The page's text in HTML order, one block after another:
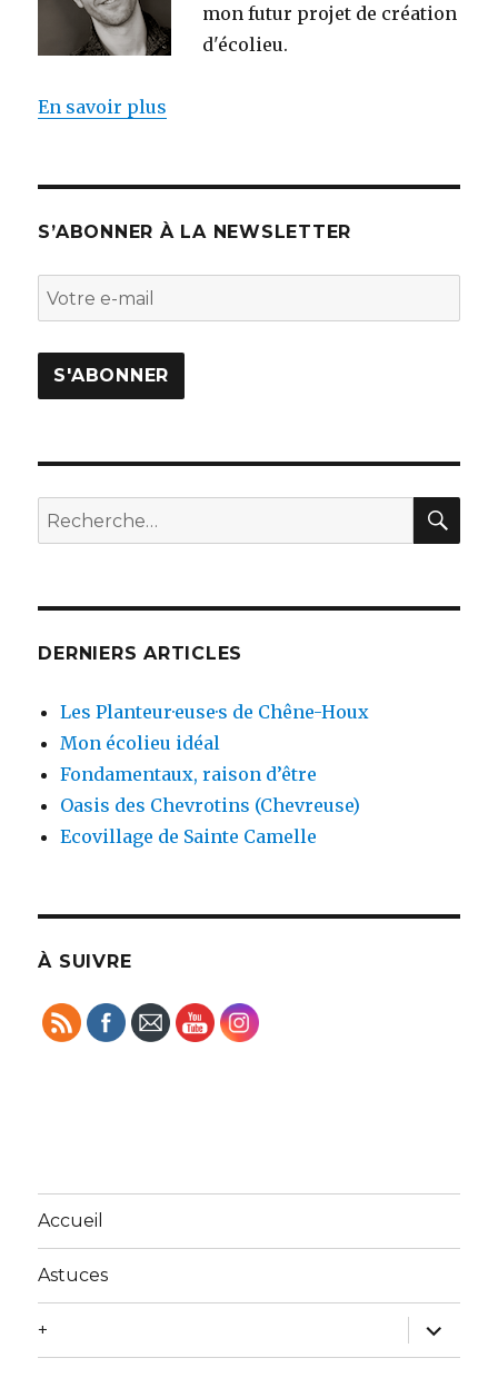
mon futur projet de création
d'écolieu.
En savoir plus
S’ABONNER À LA NEWSLETTER
Recherche
pour
DERNIERS ARTICLES
Les Planteur·euse·s de Chêne-Houx
Mon écolieu idéal
Fondamentaux, raison d’être
Oasis des Chevrotins (Chevreuse)
Ecovillage de Sainte Camelle
À SUIVRE
Accueil
Astuces
+
ouvrir
le
sous-